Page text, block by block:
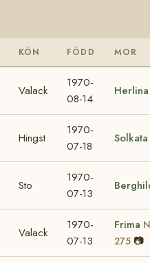
KÖN FÖDD MOR
Valack
1970-
08-14
Herlina
Hingst
1970-
07-18
Solkata
Sto
1970-
07-13
Valack
1970-
07-13
Frima
275 📷